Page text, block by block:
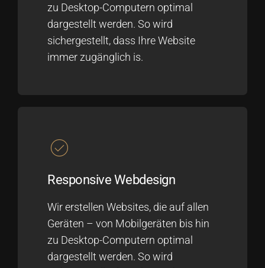
zu Desktop-Computern optimal
dargestellt werden. So wird
sichergestellt, dass Ihre Website
immer zugänglich is.
Responsive Webdesign
Wir erstellen Websites, die auf allen
Geräten – von Mobilgeräten bis hin
zu Desktop-Computern optimal
dargestellt werden. So wird